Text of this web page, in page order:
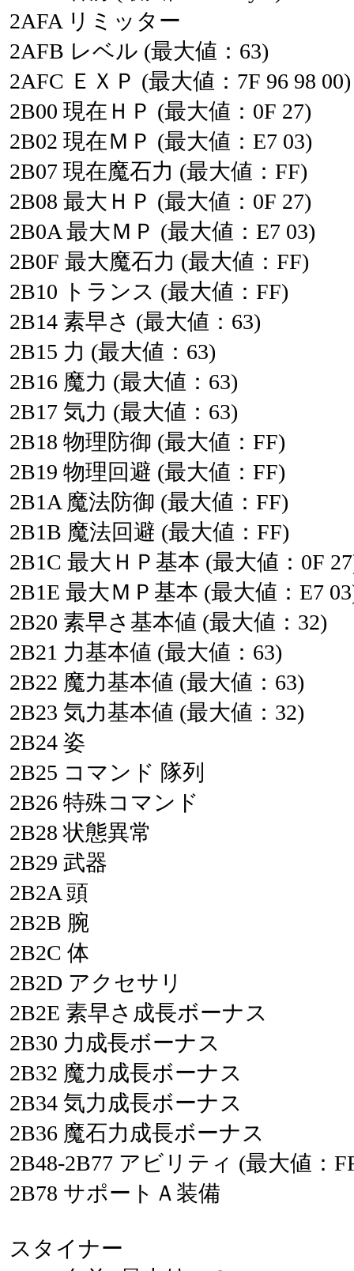
2AFA リミッター
2AFB レベル (最大値：63)
2AFC ＥＸＰ (最大値：7F 96 98 00)
2B00 現在ＨＰ (最大値：0F 27)
2B02 現在ＭＰ (最大値：E7 03)
2B07 現在魔石力 (最大値：FF)
2B08 最大ＨＰ (最大値：0F 27)
2B0A 最大ＭＰ (最大値：E7 03)
2B0F 最大魔石力 (最大値：FF)
2B10 トランス (最大値：FF)
2B14 素早さ (最大値：63)
2B15 力 (最大値：63)
2B16 魔力 (最大値：63)
2B17 気力 (最大値：63)
2B18 物理防御 (最大値：FF)
2B19 物理回避 (最大値：FF)
2B1A 魔法防御 (最大値：FF)
2B1B 魔法回避 (最大値：FF)
2B1C 最大ＨＰ基本 (最大値：0F
2B1E 最大ＭＰ基本 (最大値：E7
2B20 素早さ基本値 (最大値：32)
2B21 力基本値 (最大値：63)
2B22 魔力基本値 (最大値：63)
2B23 気力基本値 (最大値：32)
2B24 姿
2B25 コマンド 隊列
2B26 特殊コマンド
2B28 状態異常
2B29 武器
2B2A 頭
2B2B 腕
2B2C 体
2B2D アクセサリ
2B2E 素早さ成長ボーナス
2B30 力成長ボーナス
2B32 魔力成長ボーナス
2B34 気力成長ボーナス
2B36 魔石力成長ボーナス
2B48-2B77 アビリティ (最大値：
2B78 サポートＡ装備
スタイナー